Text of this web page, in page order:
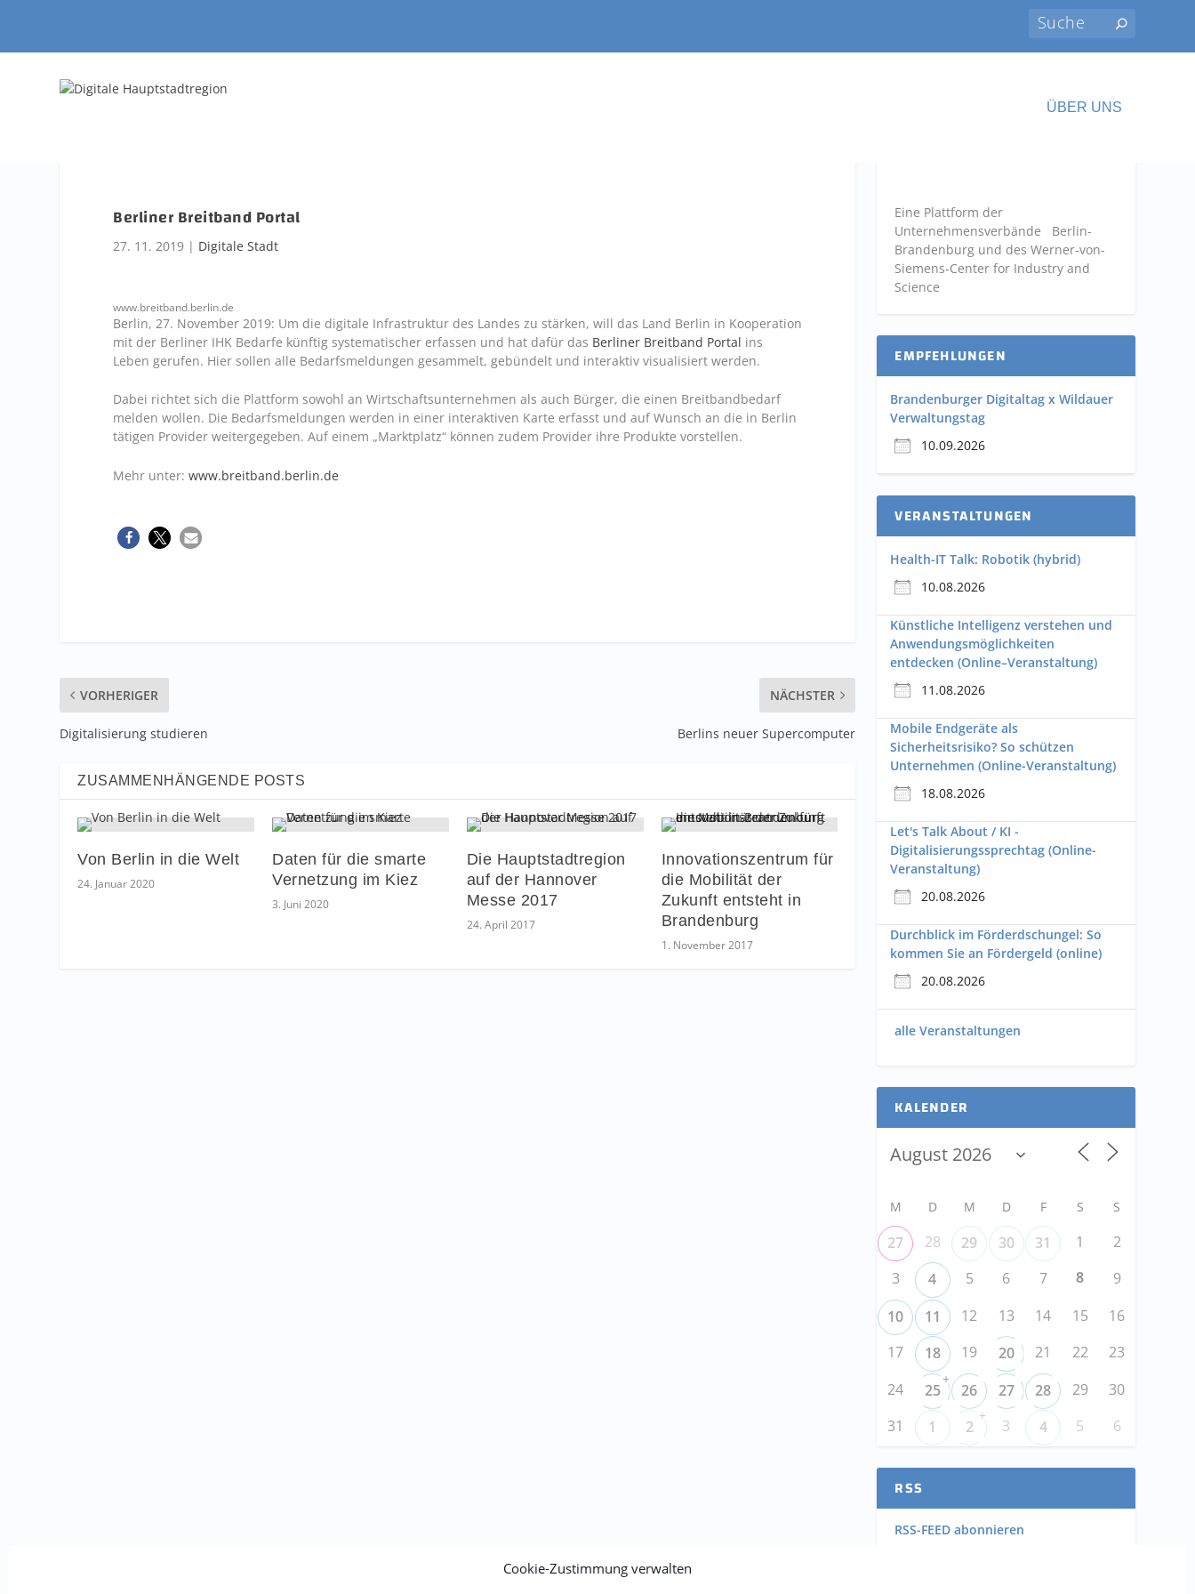
Cookie-Zustimmung verwalten
ÜBER UNS
Berliner Breitband Portal
27. 11. 2019 | Digitale Stadt
www.breitband.berlin.de
Berlin, 27. November 2019: Um die digitale Infrastruktur des Landes zu stärken, will das Land Berlin in Kooperation
mit der Berliner IHK Bedarfe künftig systematischer erfassen und hat dafür das Berliner Breitband Portal ins
Leben gerufen. Hier sollen alle Bedarfsmeldungen gesammelt, gebündelt und interaktiv visualisiert werden.
Dabei richtet sich die Plattform sowohl an Wirtschaftsunternehmen als auch Bürger, die einen Breitbandbedarf
melden wollen. Die Bedarfsmeldungen werden in einer interaktiven Karte erfasst und auf Wunsch an die in Berlin
tätigen Provider weitergegeben. Auf einem „Marktplatz“ können zudem Provider ihre Produkte vorstellen.
Mehr unter:www.breitband.berlin.de
VORHERIGER
Digitalisierung studieren
NÄCHSTER
Berlins neuer Supercomputer
ZUSAMMENHÄNGENDE POSTS
Von Berlin in die Welt
24. Januar 2020
Daten für die smarte
Vernetzung im Kiez
3. Juni 2020
Die Hauptstadtregion
auf der Hannover
Messe 2017
24. April 2017
Innovationszentrum für
die Mobilität der
Zukunft entsteht in
Brandenburg
1. November 2017
Eine Plattform der
Unternehmensverbände Berlin-
Brandenburg und des Werner-von-
Siemens-Center for Industry and
Science
EMPFEHLUNGEN
Brandenburger Digitaltag x Wildauer
Verwaltungstag
10.09.2026
VERANSTALTUNGEN
Health-IT Talk: Robotik (hybrid)
10.08.2026
Künstliche Intelligenz verstehen und
Anwendungsmöglichkeiten
entdecken (Online–Veranstaltung)
11.08.2026
Mobile Endgeräte als
Sicherheitsrisiko? So schützen
Unternehmen (Online-Veranstaltung)
18.08.2026
Let's Talk About / KI -
Digitalisierungssprechtag (Online-
Veranstaltung)
20.08.2026
Durchblick im Förderdschungel: So
kommen Sie an Fördergeld (online)
20.08.2026
alle Veranstaltungen
KALENDER
M D M D F S S
27 28 29 30 31 1
2
3
4 5 6 7 8
9
10
11 12 13 14 15
16
17
18 19 20 21 22
23
24
25
+
26 27 28 29
30
31
1 2
+
3 4 5 6
RSS
RSS-FEED abonnieren